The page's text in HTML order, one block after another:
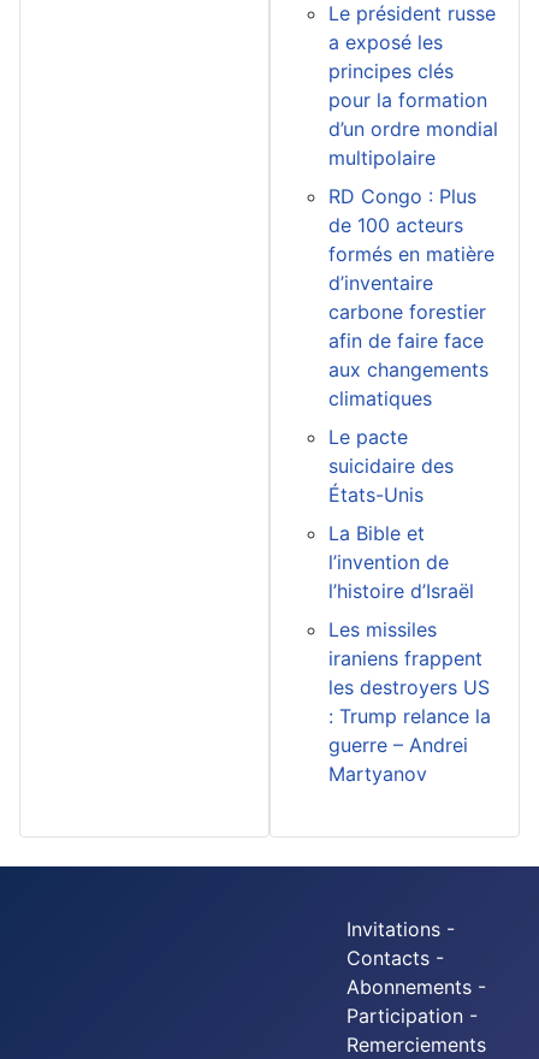
Le président russe
a exposé les
principes clés
pour la formation
d’un ordre mondial
multipolaire
RD Congo : Plus
de 100 acteurs
formés en matière
d’inventaire
carbone forestier
afin de faire face
aux changements
climatiques
Le pacte
suicidaire des
États-Unis
La Bible et
l’invention de
l’histoire d’Israël
Les missiles
iraniens frappent
les destroyers US
: Trump relance la
guerre – Andrei
Martyanov
Invitations -
Contacts -
Abonnements -
Participation -
Remerciements